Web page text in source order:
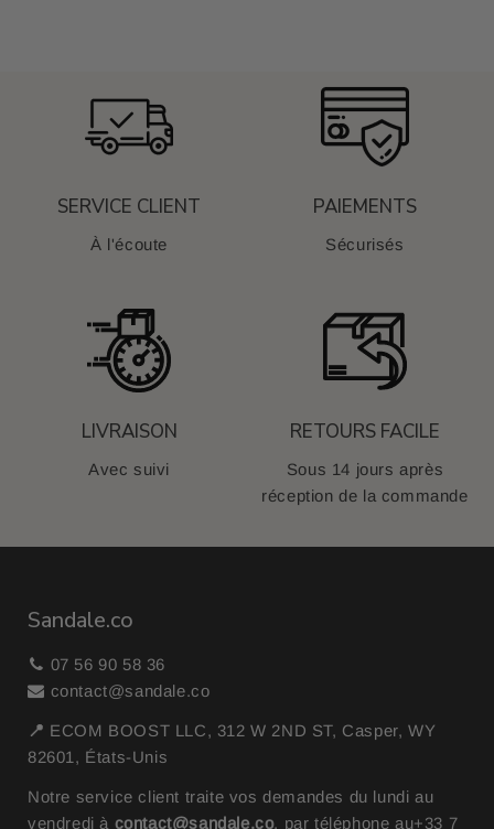
SERVICE CLIENT
À l'écoute
PAIEMENTS
Sécurisés
LIVRAISON
Avec suivi
RETOURS FACILE
Sous 14 jours après
réception de la commande
Sandale.co
07 56 90 58 36
contact@sandale.co
📍 ECOM BOOST LLC, 312 W 2ND ST, Casper, WY
82601, États-Unis
Notre service client traite vos demandes du lundi au
vendredi à contact@sandale.co, par téléphone au+33 7